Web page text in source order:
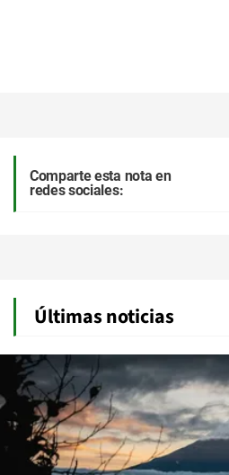
Comparte esta nota en
redes sociales:
Últimas noticias